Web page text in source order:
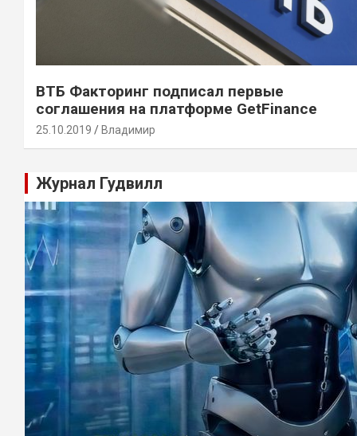
ВТБ Факторинг подписал первые
соглашения на платформе GetFinance
25.10.2019 Владимир
Журнал Гудвилл